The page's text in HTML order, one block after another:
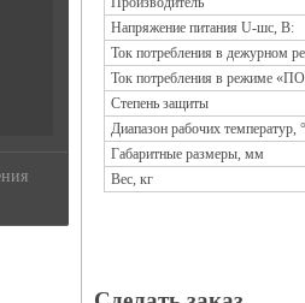
Напряжение питания U-шс, B:
Ток потребления в дежурном
Ток потребления в режиме
Степень защиты
Диапазон рабочих температур,
Габаритные размеры, мм
Вес, кг